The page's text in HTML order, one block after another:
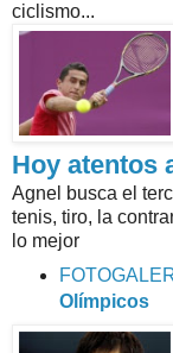
ciclismo...
Hoy atentos
Agnel busca el
tenis, tiro, la
lo mejor
Olímpicos